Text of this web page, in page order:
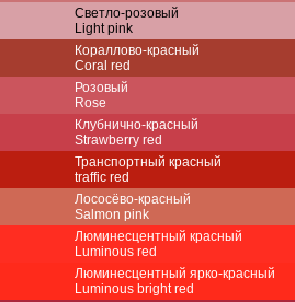
Светло-розовый
Light pink
Кораллово-красный
Coral red
Розовый
Rose
Клубнично-красный
Strawberry red
Транспортный красный
traffic red
Лососёво-красный
Salmon pink
Люминесцентный красный
Luminous red
Люминесцентный ярко-красный
Luminous bright red